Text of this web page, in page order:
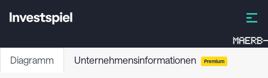
MAERB-
Diagramm Unternehmensinformationen Premium